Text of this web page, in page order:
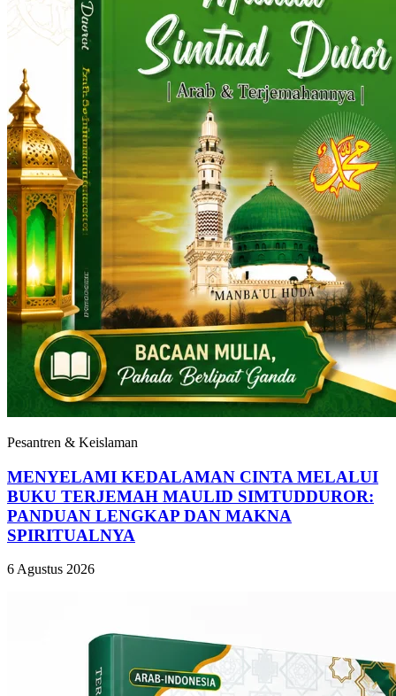
Pesantren & Keislaman
MENYELAMI KEDALAMAN CINTA MELALUI
BUKU TERJEMAH MAULID SIMTUDDUROR:
PANDUAN LENGKAP DAN MAKNA
SPIRITUALNYA
6 Agustus 2026